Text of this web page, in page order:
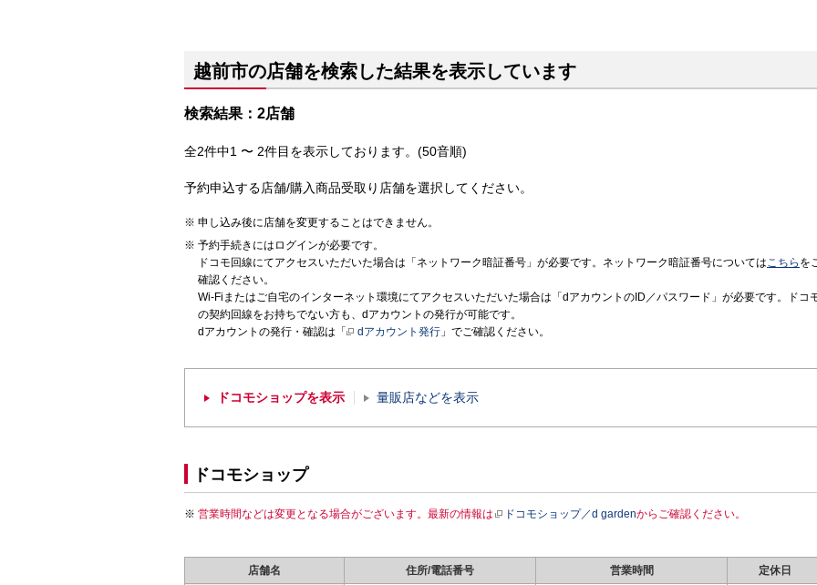
越前市の店舗を検索した結果を表示しています
検索結果：2店舗
全2件中1 〜 2件目を表示しております。(50音順)
予約申込する店舗/購入商品受取り店舗を選択してください。
申し込み後に店舗を変更することはできません。
予約手続きにはログインが必要です。
ドコモ回線にてアクセスいただいた場合は「ネットワーク暗証番号」が必要です。ネットワーク暗証番号についてはこちら を
確認ください。
Wi-Fiまたはご自宅のインターネット環境にてアクセスいただいた場合は「dアカウントのID／パスワード」が必要です。ドコ
の契約回線をお持ちでない方も、dアカウントの発行が可能です。
dアカウントの発行・確認は「
dアカウント発行 」でご確認ください。
ドコモショップを表示 量販店などを表示
ドコモショップ
営業時間などは変更となる場合がございます。最新の情報は ドコモショップ／d gardenからご確認ください。
店舗名 住所/電話番号 営業時間 定休日